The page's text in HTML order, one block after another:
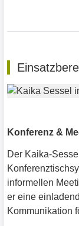
Konferenz &
Der Kaika-
informellen
er eine
Kommunikation